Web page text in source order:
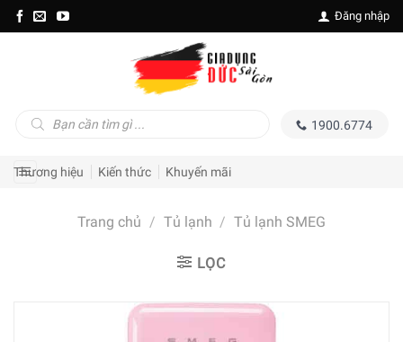
Skip
to
Đăng nhập
kiếm
1900.6774
Thương hiệu Kiến thức Khuyến mãi
Trang chủ / Tủ lạnh / Tủ lạnh SMEG
LỌC